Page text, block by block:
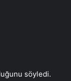
söyledi.
Şüphelilerin